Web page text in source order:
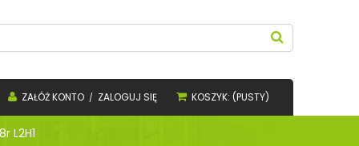
ZAŁÓŻ KONTO ZALOGUJ SIĘ KOSZYK: (PUSTY)
L2H1